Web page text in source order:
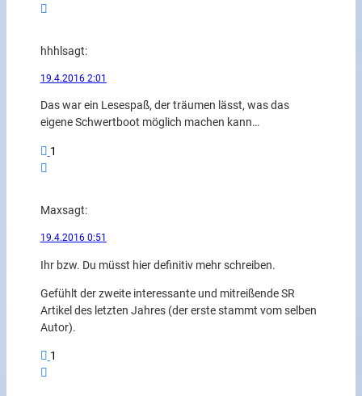
hhhl sagt:
19.4.2016 2:01
Das war ein Lesespaß, der träumen lässt, was das
eigene Schwertboot möglich machen kann…
1
Maxsagt:
19.4.2016 0:51
Ihr bzw. Du müsst hier definitiv mehr schreiben.
Gefühlt der zweite interessante und mitreißende SR
Artikel des letzten Jahres (der erste stammt vom selben
Autor).
1